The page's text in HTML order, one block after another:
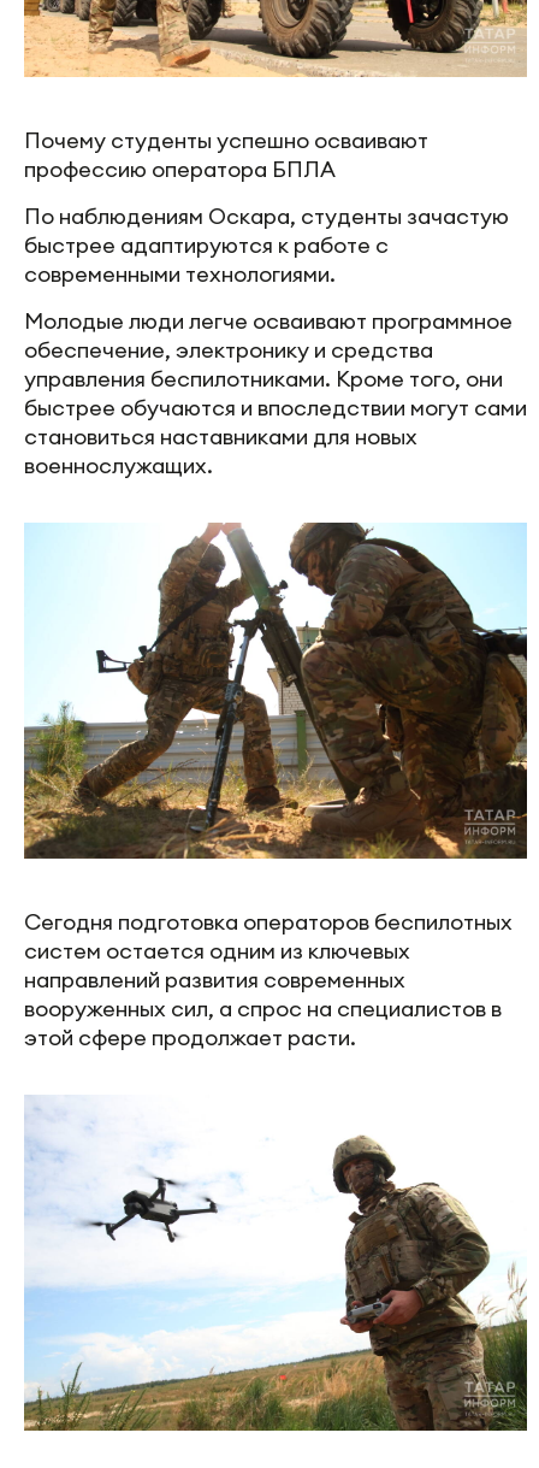
Почему студенты успешно осваивают
профессию оператора БПЛА
По наблюдениям Оскара, студенты зачастую
быстрее адаптируются к работе с
современными технологиями.
Молодые люди легче осваивают программное
обеспечение, электронику и средства
управления беспилотниками. Кроме того, они
быстрее обучаются и впоследствии могут сами
становиться наставниками для новых
военнослужащих.
Сегодня подготовка операторов беспилотных
систем остается одним из ключевых
направлений развития современных
вооруженных сил, а спрос на специалистов в
этой сфере продолжает расти.